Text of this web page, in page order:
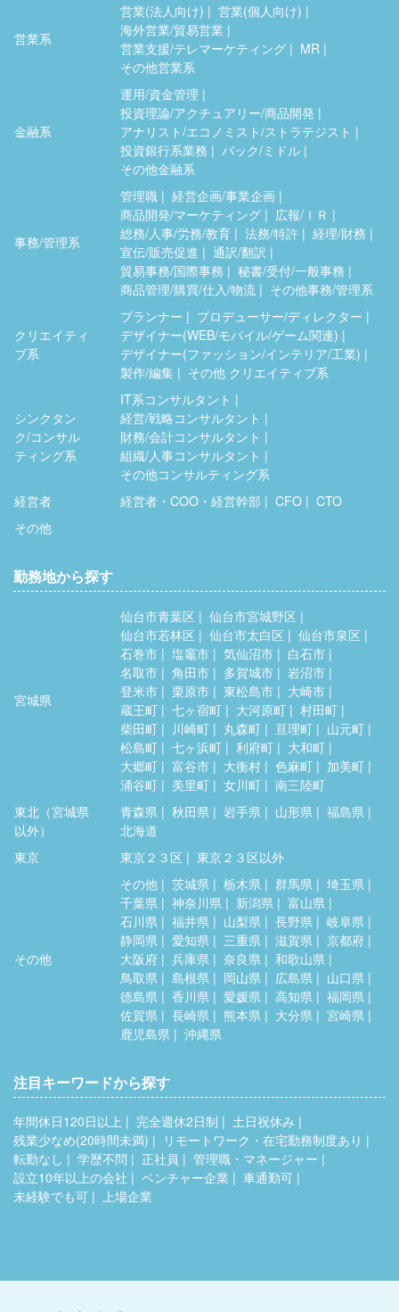
営業系
営業(法人向け)
営業(個人向け)
海外営業/貿易営業
営業支援/テレマーケティング
MR
その他営業系
金融系
運用/資金管理
投資理論/アクチュアリー/商品開発
アナリスト/エコノミスト/ストラテジスト
投資銀行系業務
バック/ミドル
その他金融系
事務/管理系
管理職
経営企画/事業企画
商品開発/マーケティング
広報/ＩＲ
総務/人事/労務/教育
法務/特許
経理/財務
宣伝/販売促進
通訳/翻訳
貿易事務/国際事務
秘書/受付/一般事務
商品管理/購買/仕入/物流
その他事務/管理系
クリエイティ
ブ系
プランナー
プロデューサー/ディレクター
デザイナー(WEB/モバイル/ゲーム関連)
デザイナー(ファッション/インテリア/工業)
製作/編集
その他 クリエイティブ系
シンクタン
ク/コンサル
ティング系
IT系コンサルタント
経営/戦略コンサルタント
財務/会計コンサルタント
組織/人事コンサルタント
その他コンサルティング系
経営者
経営者・COO・経営幹部 CFO
CTO
その他
勤務地から探す
宮城県
仙台市青葉区
仙台市宮城野区
仙台市若林区
仙台市太白区
仙台市泉区
石巻市
塩竈市 気仙沼市
白石市
名取市
角田市 多賀城市
岩沼市
登米市
栗原市 東松島市
大崎市
蔵王町
七ヶ宿町 大河原町
村田町
柴田町
川崎町 丸森町 亘理町
山元町
松島町
七ヶ浜町 利府町
大和町
大郷町
富谷市 大衡村 色麻町
加美町
涌谷町
美里町 女川町
南三陸町
東北（宮城県
以外）
青森県 秋田県 岩手県 山形県
福島県
北海道
東京
東京２３区 東京２３区以外
その他
その他 茨城県 栃木県 群馬県
埼玉県
千葉県
神奈川県 新潟県
富山県
石川県
福井県 山梨県 長野県
岐阜県
静岡県
愛知県 三重県 滋賀県
京都府
大阪府
兵庫県 奈良県
和歌山県
鳥取県
島根県 岡山県 広島県
山口県
徳島県
香川県 愛媛県 高知県
福岡県
佐賀県
長崎県 熊本県 大分県
宮崎県
鹿児島県
沖縄県
注目キーワードから探す
年間休日120日以上 完全週休2日制
土日祝休み
残業少なめ(20時間未満)
リモートワーク・在宅勤務制度あり
転勤なし
学歴不問 正社員
管理職・マネージャー
設立10年以上の会社
ベンチャー企業
車通勤可
未経験でも可
上場企業